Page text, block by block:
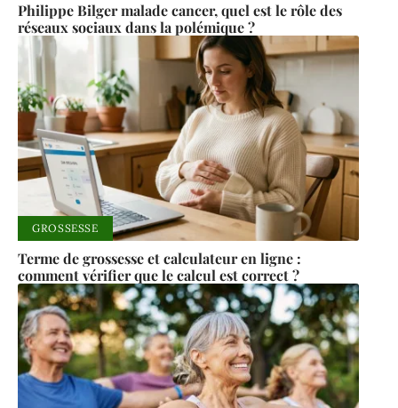
Philippe Bilger malade cancer, quel est le rôle des
réseaux sociaux dans la polémique ?
GROSSESSE
Terme de grossesse et calculateur en ligne :
comment vérifier que le calcul est correct ?